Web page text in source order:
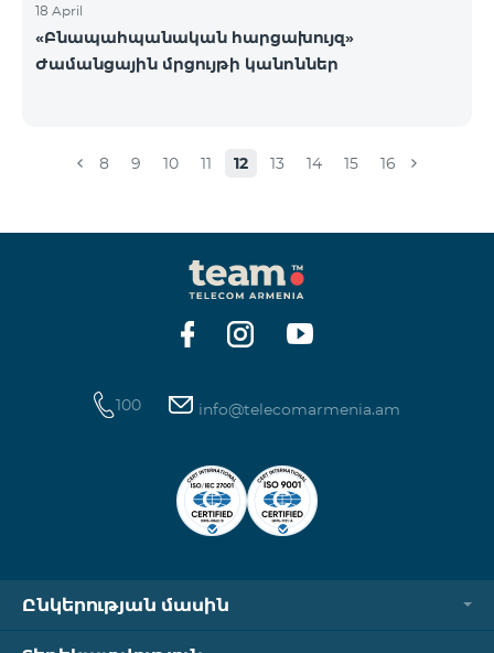
18 April
«Բնապահպանական հարցախույզ»
Ժամանցային մրցույթի կանոններ
8 9 10 11 12 13 14 15 16
100 info@telecomarmenia.am
Ընկերության մասին